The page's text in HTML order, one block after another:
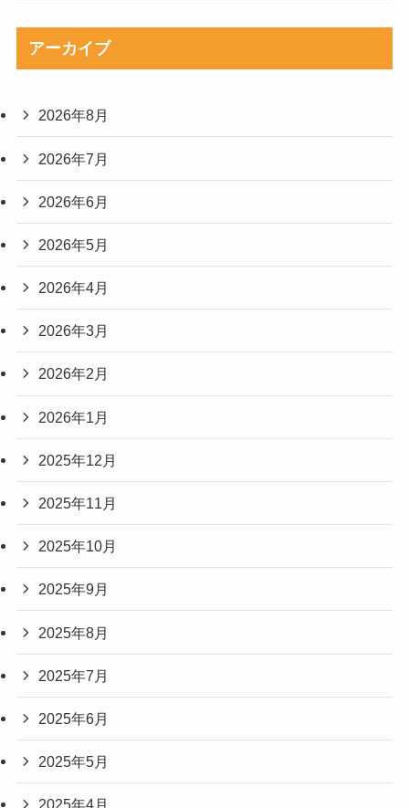
アーカイブ
2026年8月
2026年7月
2026年6月
2026年5月
2026年4月
2026年3月
2026年2月
2026年1月
2025年12月
2025年11月
2025年10月
2025年9月
2025年8月
2025年7月
2025年6月
2025年5月
2025年4月